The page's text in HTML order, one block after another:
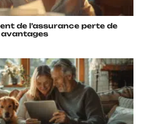
de l’assurance perte de
avantages